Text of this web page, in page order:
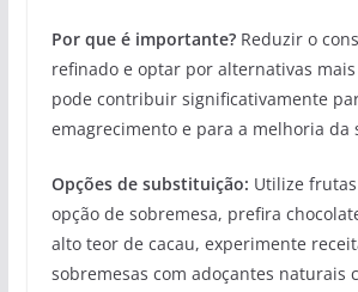
Por que é importante? Reduzir o
refinado e optar por alternativas
pode contribuir significativamente
emagrecimento e para a melhoria da
Opções de substituição: Utilize
opção de sobremesa, prefira
alto teor de cacau, experimente
sobremesas com adoçantes naturais